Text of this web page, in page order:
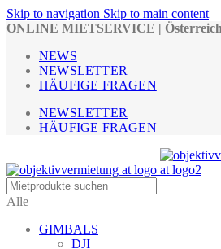
Skip to navigation Skip to main content
ONLINE MIETSERVICE |
NEWS
NEWSLETTER
HÄUFIGE FRAGEN
NEWSLETTER
HÄUFIGE FRAGEN
Alle
GIMBALS
DJI